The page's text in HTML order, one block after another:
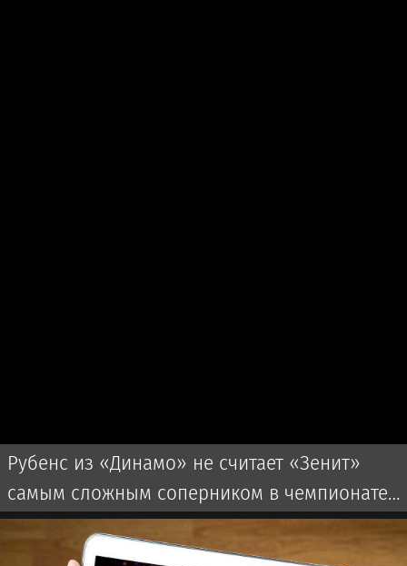
Рубенс из «Динамо» не считает «Зенит»
самым сложным соперником в чемпионате
России